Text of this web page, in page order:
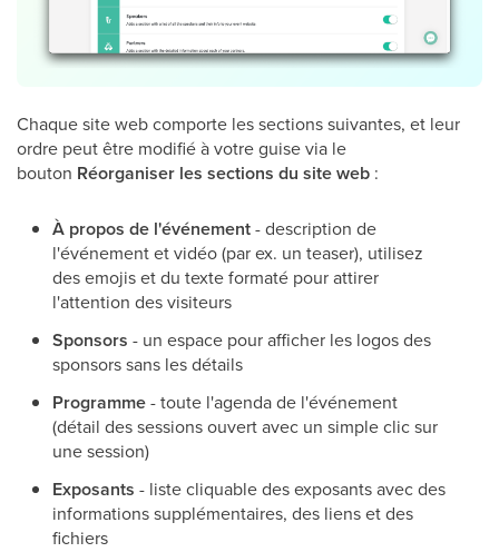
Chaque site web comporte les sections suivantes, et leur
ordre peut être modifié à votre guise via le
bouton Réorganiser les sections du site web :
À propos de l'événement- description de
l'événement et vidéo (par ex. un teaser), utilisez
des emojis et du texte formaté pour attirer
l'attention des visiteurs
Sponsors - un espace pour afficher les logos des
sponsors sans les détails
Programme- toute l'agenda de l'événement
(détail des sessions ouvert avec un simple clic sur
une session)
Exposants - liste cliquable des exposants avec des
informations supplémentaires, des liens et des
fichiers